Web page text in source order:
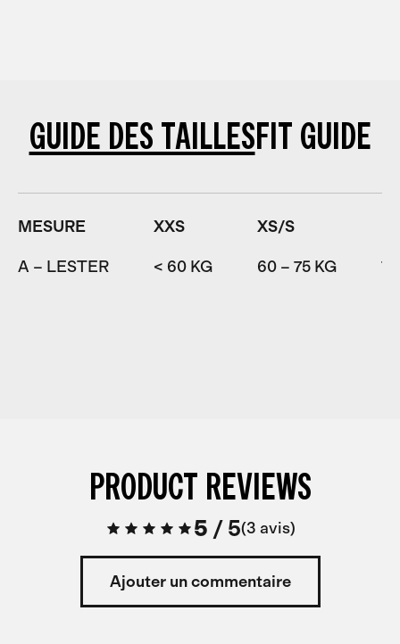
GUIDE DES TAILLESFIT GUIDE
MESURE XXS XS/S
A – LESTER < 60 KG 60 – 75 KG
PRODUCT REVIEWS
5 /5 3 avis
Ajouter un commentaire